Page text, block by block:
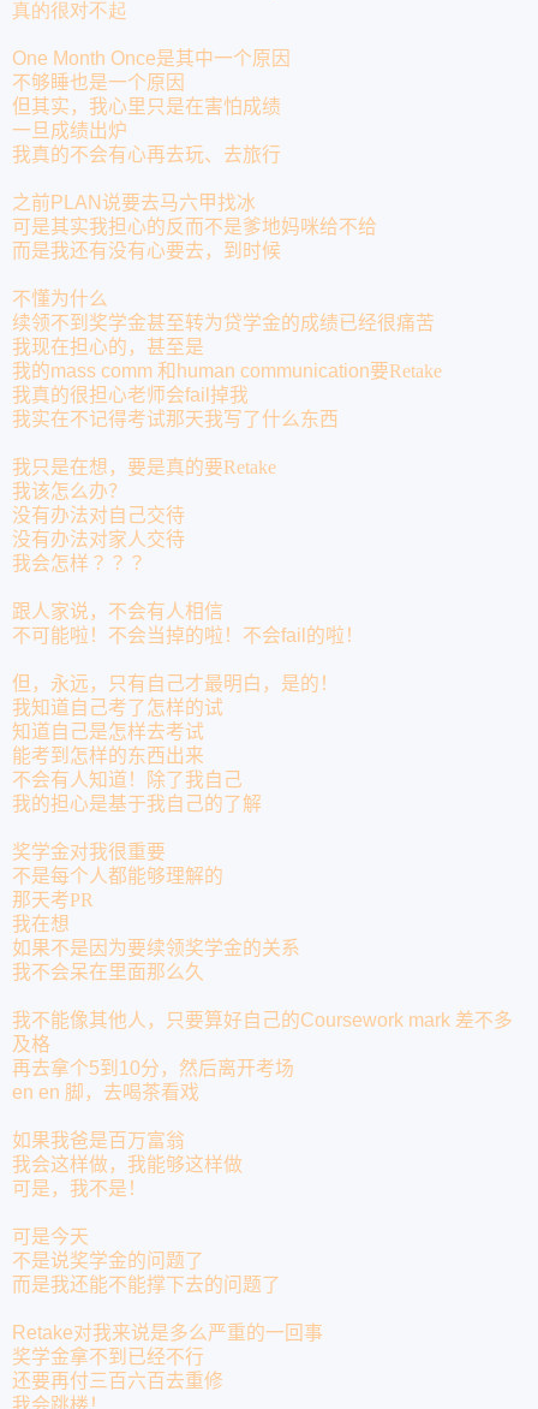
真的很对不起
One Month Once是其中一个原因
不够睡也是一个原因
但其实，我心里只是在害怕成绩
一旦成绩出炉
我真的不会有心再去玩、去旅行
之前 PLAN说要去马六甲找冰
可是其实我担心的反而不是爹地妈咪给不给
而是我还有没有心要去，到时候
不懂为什么
续领不到奖学金甚至转为贷学金的成绩已经很痛苦
我现在担心的，甚至是
我的mass comm 和 human communication要Retake
我真的很担心老师会fail 掉我
我实在不记得考试那天我写了什么东西
我只是在想，要是真的要Retake
我该怎么办？
没有办法对自己交待
没有办法对家人交待
我会怎样？？？
跟人家说，不会有人相信
不可能啦！不会当掉的啦！不会fail 的啦！
但，永远，只有自己才最明白，是的！
我知道自己考了怎样的试
知道自己是怎样去考试
能考到怎样的东西出来
不会有人知道！除了我自己
我的担心是基于我自己的了解
奖学金对我很重要
不是每个人都能够理解的
那天考PR
我在想
如果不是因为要续领奖学金的关系
我不会呆在里面那么久
我不能像其他人，只要算好自己的Coursework mark 差不多
及格
再去拿个5到 10分，然后离开考场
en en 脚，去喝茶看戏
如果我爸是百万富翁
我会这样做，我能够这样做
可是，我不是！
可是今天
不是说奖学金的问题了
而是我还能不能撑下去的问题了
Retake对我来说是多么严重的一回事
奖学金拿不到已经不行
还要再付三百六百去重修
我会跳楼！